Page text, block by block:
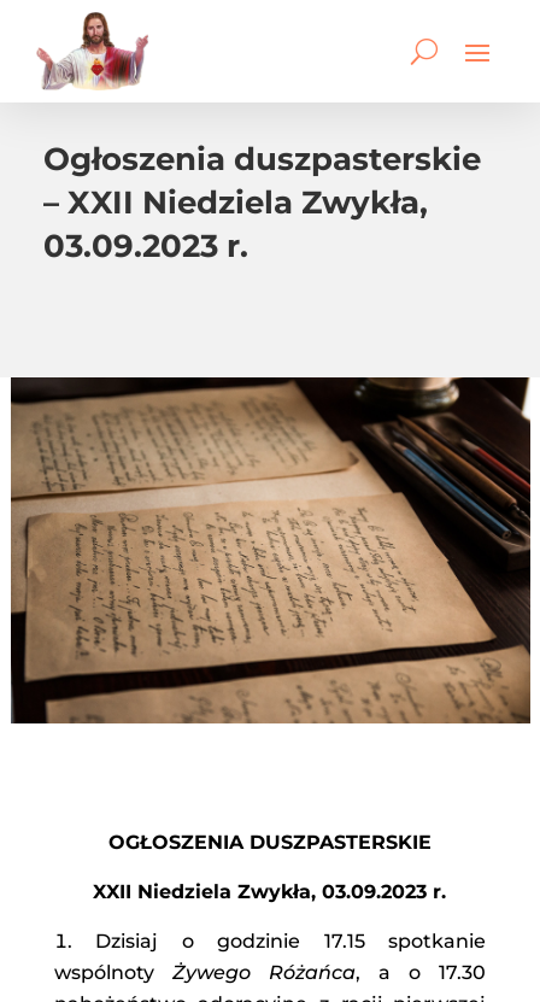
Ogłoszenia duszpasterskie
– XXII Niedziela Zwykła,
03.09.2023 r.
OGŁOSZENIA DUSZPASTERSKIE
XXII Niedziela Zwykła, 03.09.2023 r.
Dzisiaj o godzinie 17.15 spotkanie
wspólnoty Żywego Różańca, a o 17.30